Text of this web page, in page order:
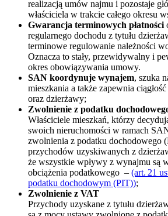
realizacją umów najmu i pozostaje
właściciela w trakcie całego okresu
Gwarancja terminowych płatności
regularnego dochodu z tytułu
terminowe regulowanie należności
Oznacza to stały, przewidywalny i
okres obowiązywania umowy.
SAN koordynuje wynajem, szuka
mieszkania a także zapewnia
oraz dzierżawy;
Zwolnienie z podatku
Właściciele mieszkań, którzy
swoich nieruchomości w ramach
zwolnienia z podatku dochodowego
przychodów uzyskiwanych z
że wszystkie wpływy z wynajmu są
obciążenia podatkowego – (art. 21
podatku dochodowym (PIT));
Zwolnienie z VAT
Przychody uzyskane z tytułu